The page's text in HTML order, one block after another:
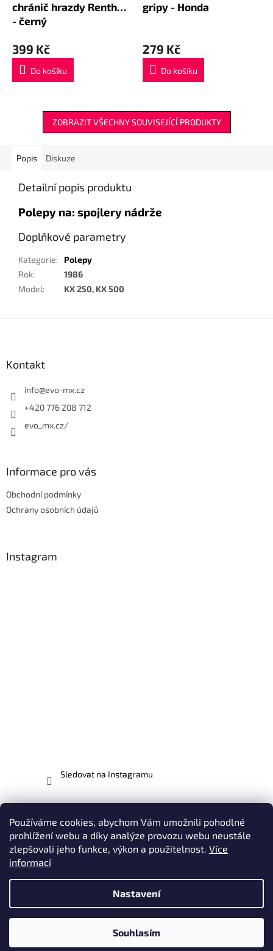
Používáme cookies, abychom Vám umožnili pohodlné
prohlížení webu a díky analýze provozu webu neustále
zlepšovali jeho funkce, výkon a použitelnost. Více
informací
Nastavení
Souhlasím
chránič hrazdy Renthal
- černý
399 Kč
Do košíku
gripy - Honda
279 Kč
Do košíku
ZOBRAZIT VŠECHNY SOUVISEJÍCÍ PRODUKTY
Popis Diskuze
Detailní popis produktu
Polepy na: spojlery nádrže
Doplňkové parametry
Kategorie:
Polepy
Rok:
1986
Model: KX 250, KX 500
Kontakt
info@evo-mx.cz
+420 776 208 712
evo_mx.cz/
Informace pro vás
Obchodní podmínky
Ochrany osobních údajů
Instagram
Sledovat na Instagramu
Copyright 2026EVO-MX.CZ - odborníci na motocykly EVO |
vyhrazena.